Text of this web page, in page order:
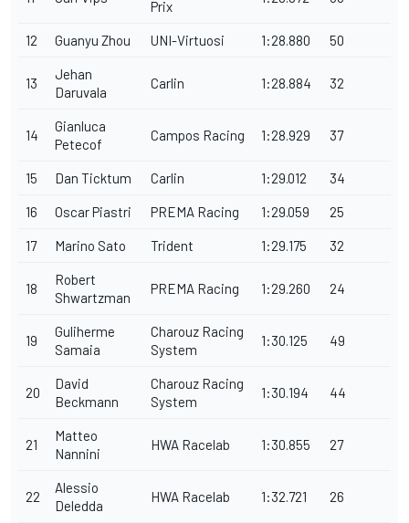
Prix
12 Guanyu Zhou UNI-Virtuosi 1:28.880 50
13
Jehan
Daruvala
Carlin 1:28.884 32
14
Gianluca
Petecof
Campos Racing 1:28.929 37
15 Dan Ticktum Carlin 1:29.012 34
16 Oscar Piastri PREMA Racing 1:29.059 25
17 Marino Sato Trident 1:29.175 32
18
Robert
Shwartzman
PREMA Racing 1:29.260 24
19
Guliherme
Samaia
Charouz Racing
System
1:30.125 49
20
David
Beckmann
Charouz Racing
System
1:30.194 44
21
Matteo
Nannini
HWA Racelab 1:30.855 27
22
Alessio
Deledda
HWA Racelab 1:32.721 26